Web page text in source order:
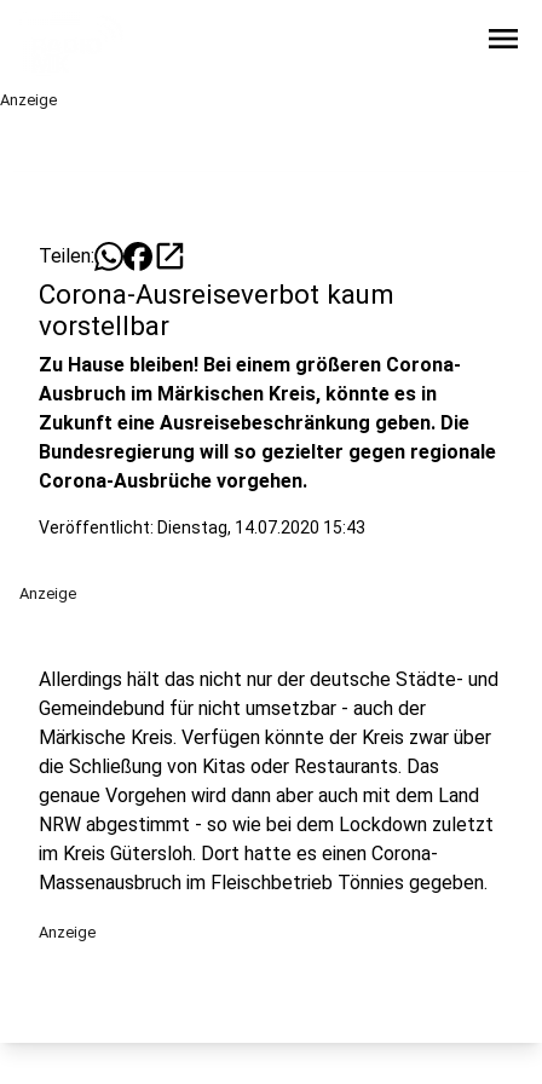
menu
Anzeige
Teilen: open_in_new
Corona-Ausreiseverbot kaum
vorstellbar
Zu Hause bleiben! Bei einem größeren Corona-
Ausbruch im Märkischen Kreis, könnte es in
Zukunft eine Ausreisebeschränkung geben. Die
Bundesregierung will so gezielter gegen regionale
Corona-Ausbrüche vorgehen.
Veröffentlicht: Dienstag, 14.07.2020 15:43
Anzeige
Allerdings hält das nicht nur der deutsche Städte- und
Gemeindebund für nicht umsetzbar - auch der
Märkische Kreis. Verfügen könnte der Kreis zwar über
die Schließung von Kitas oder Restaurants. Das
genaue Vorgehen wird dann aber auch mit dem Land
NRW abgestimmt - so wie bei dem Lockdown zuletzt
im Kreis Gütersloh. Dort hatte es einen Corona-
Massenausbruch im Fleischbetrieb Tönnies gegeben.
Anzeige